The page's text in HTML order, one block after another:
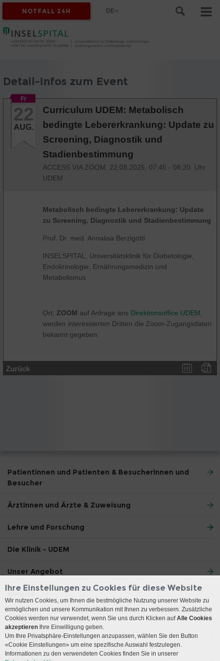
NOTFALL 24H DE
Detail-Infos zum Event
Fr
22
AUG.
Curriculum UDEM: Metabolisch
bedingte Lebererkrankung: Update zu
Screening, Diagnostik und
Stadienbestimmung
ACCESS VIA ZOOM,
22.08.2025, 07:45 - 08:20 Uhr
UDEM
Metabolisch bedingte Lebererkrankung: Update
zu Screening, Diagnostik und Stadienbestimmung
Prof. Dr. med. Annalisa Berzigotti
INSELSPITAL, Universitätsklinik für Diabetologie,
Endokrinologie, Ernährungsmedizin und
Metabolismus
Ort: ZOOM auf Anfrage ans Direktionsoffice UDEM
werden interessierten Dritten die Zoom-Zugangsdaten
bekannt gegeben.
Zurück
Patientinnen und Patienten & Besucherinnen und
Besucher
Ärztinnen und Ärzte & Zuweisung
Lehre und Forschung
Die Klinik - UDEM
Unser Angebot
Anreise
Kontakt
Öffnungszeiten
Ihre Einstellungen zu Cookies für diese Website
Wir nutzen Cookies, um Ihnen die bestmögliche Nutzung unserer Website zu
ermöglichen und unsere Kommunikation mit Ihnen zu verbessern. Zusätzliche
Cookies werden nur verwendet, wenn Sie uns durch Klicken aufAlle Cookies
akzeptieren Ihre Einwilligung geben.
Um Ihre Privatsphäre-Einstellungen anzupassen, wählen Sie den Button
«Cookie Einstellungen» um eine spezifische Auswahl festzulegen.
Informationen zu den verwendeten Cookies finden Sie in unserer